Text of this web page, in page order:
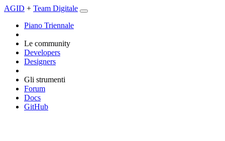
AGID + Team Digitale
Piano Triennale
Le community
Developers
Designers
Gli strumenti
Forum
Docs
GitHub